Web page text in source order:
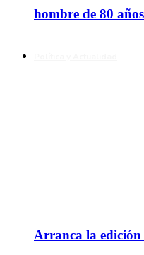
hombre de 80 años
Arranca la